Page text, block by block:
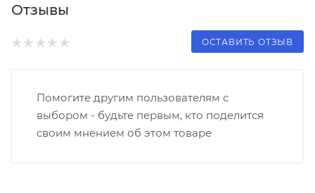
Отзывы
ОСТАВИТЬ ОТЗЫВ
Помогите другим пользователям с
выбором - будьте первым, кто поделится
своим мнением об этом товаре